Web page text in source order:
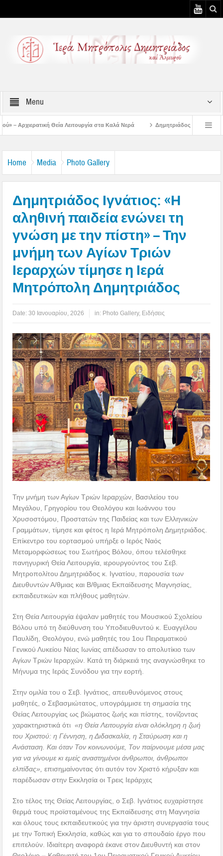
Menu
στα Καλά Νερά Δημητριάδος Ιγνάτιος: «Ο Ναός είναι ο τόπος
Home Media Photo Gallery
Δημητριάδος Ιγνάτιος: «Η
αληθινή παιδεία ενώνει τη
γνώση με την πίστη» – Την
μνήμη των Αγίων Τριών
Ιεραρχών τίμησε η Ιερά
Μητρόπολη Δημητριάδος
Date:30 Ιανουαρίου, 2026 in: Photo Gallery, Ειδήσεις
Την μνήμη των Αγίων Τριών Ιεραρχών, Βασιλείου του
Μεγάλου, Γρηγορίου του Θεολόγου και Ιωάννου του
Χρυσοστόμου, Προστατών της Παιδείας και των Ελληνικών
Γραμμάτων, τίμησε και φέτος η Ιερά Μητρόπολη Δημητριάδος.
Επίκεντρο του εορτασμού υπήρξε ο Ιερός Ναός
Μεταμορφώσεως του Σωτήρος Βόλου, όπου τελέσθηκε
πανηγυρική Θεία Λειτουργία, ιερουργούντος του Σεβ.
Μητροπολίτου Δημητριάδος κ. Ιγνατίου, παρουσία των
Διευθυντών Α/θμιας και Β/θμιας Εκπαίδευσης Μαγνησίας,
εκπαιδευτικών και πλήθους μαθητών.
Στη Θεία Λειτουργία έψαλαν μαθητές του Μουσικού Σχολείου
Βόλου υπό τη διεύθυνση του Υποδιευθυντού κ. Ευαγγέλου
Παυλίδη, Θεολόγου, ενώ μαθητές του 1ου Πειραματικού
Γενικού Λυκείου Νέας Ιωνίας απέδωσαν το απολυτίκιο των
Αγίων Τριών Ιεραρχών. Κατά τη διάρκειά της αναγνώσθηκε το
Μήνυμα της Ιεράς Συνόδου για την εορτή.
Στην ομιλία του ο Σεβ. Ιγνάτιος, απευθυνόμενος στους
μαθητές, ο Σεβασμιώτατος, υπογράμμισε τη σημασία της
Θείας Λειτουργίας ως βιώματος ζωής και πίστης, τονίζοντας
χαρακτηριστικά ότι«η Θεία Λειτουργία είναι ολόκληρη η ζωή
του Χριστού: η Γέννηση, η Διδασκαλία, η Σταύρωση και η
Ανάσταση. Και όταν Τον κοινωνούμε, Τον παίρνουμε μέσα μας
για να γίνουμε κι εμείς αναστημένοι άνθρωποι, άνθρωποι
ελπίδας», επισημαίνοντας ότι αυτόν τον Χριστό κήρυξαν και
παρέδωσαν στην Εκκλησία οι Τρεις Ιεράρχες
Στο τέλος της Θείας Λειτουργίας, ο Σεβ. Ιγνάτιος ευχαρίστησε
θερμά τους προϊσταμένους της Εκπαίδευσης στη Μαγνησία
και όλους τους εκπαιδευτικούς για την άριστη συνεργασία τους
με την Τοπική Εκκλησία, καθώς και για το σπουδαίο έργο που
επιτελούν. Ιδιαίτερη αναφορά έκανε στον Διευθυντή και στον